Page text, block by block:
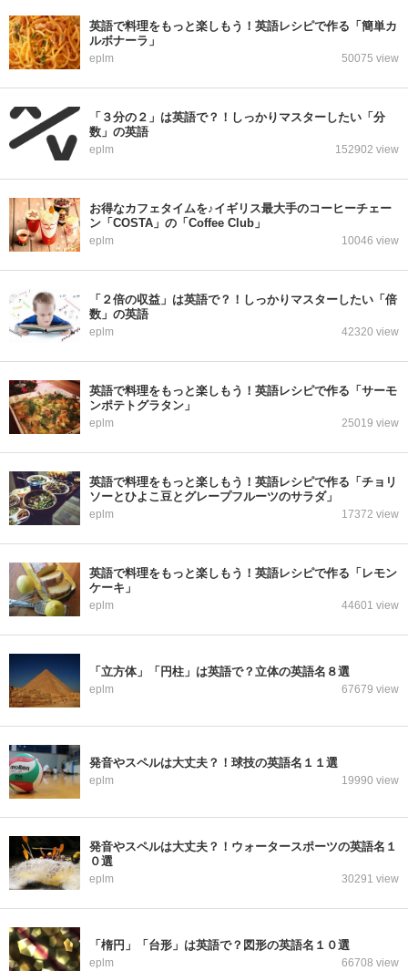
英語で料理をもっと楽しもう！英語レシピで作る「簡単カ
ルボナーラ」
eplm 50075 view
「３分の２」は英語で？！しっかりマスターしたい「分
数」の英語
eplm 152902 view
お得なカフェタイムを♪イギリス最大手のコーヒーチェー
ン「COSTA」の「Coffee Club」
eplm 10046 view
「２倍の収益」は英語で？！しっかりマスターしたい「倍
数」の英語
eplm 42320 view
英語で料理をもっと楽しもう！英語レシピで作る「サーモ
ンポテトグラタン」
eplm 25019 view
英語で料理をもっと楽しもう！英語レシピで作る「チョリ
ソーとひよこ豆とグレープフルーツのサラダ」
eplm 17372 view
英語で料理をもっと楽しもう！英語レシピで作る「レモン
ケーキ」
eplm 44601 view
「立方体」「円柱」は英語で？立体の英語名８選
eplm 67679 view
発音やスペルは大丈夫？！球技の英語名１１選
eplm 19990 view
発音やスペルは大丈夫？！ウォータースポーツの英語名１
０選
eplm 30291 view
「楕円」「台形」は英語で？図形の英語名１０選
eplm 66708 view